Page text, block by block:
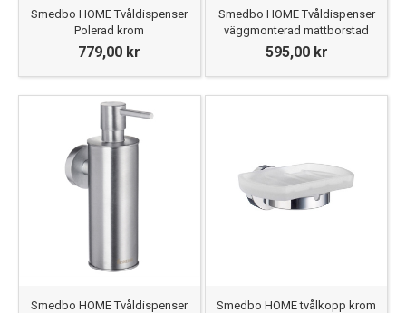
Smedbo HOME Tvåldispenser
Polerad krom
779,00 kr
Smedbo HOME Tvåldispenser
väggmonterad mattborstad
595,00 kr
Smedbo HOME Tvåldispenser
Smedbo HOME tvålkopp krom